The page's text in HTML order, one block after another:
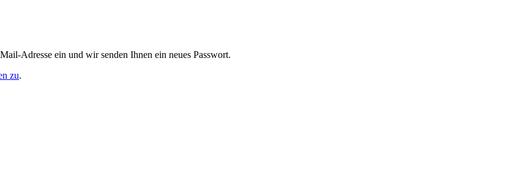
Adresse ein und wir senden Ihnen ein neues Passwort.
zu.